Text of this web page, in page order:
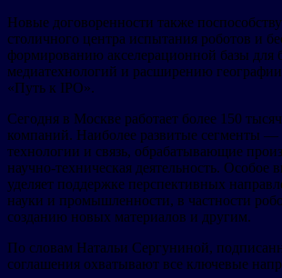
Новые договоренности также
столичного центра испытания роботов и
формированию акселерационной базы для
медиатехнологий и расширению
«Путь к IPO».
Сегодня в Москве работает более 150
компаний. Наиболее развитые сегменты
технологии и связь, обрабатывающие
научно-техническая деятельность. Особое
уделяет поддержке перспективных
науки и промышленности, в частности
созданию новых материалов и другим.
По словам Натальи Сергуниной,
соглашения охватывают все ключевые